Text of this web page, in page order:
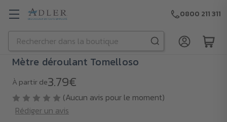
Passer au contenu principal
Rechercher
0800 211 311
Mètre déroulant Tomelloso
À partir de3.79€
(Aucun avis pour le moment)
Rédiger un avis